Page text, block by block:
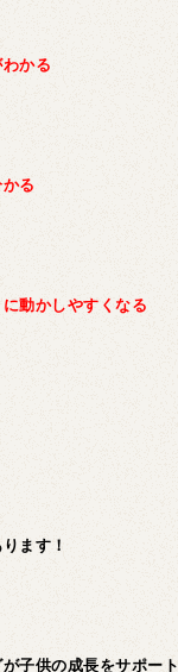
かる
る
動かしやすくなる
ます！
子供の成長をサポート